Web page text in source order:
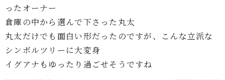
ったオーナー
倉庫の中から選んで下さった丸太
丸太だけでも面白い形だったのですが、こんな立派な
シンボルツリーに大変身
イグアナもゆったり過ごせそうですね